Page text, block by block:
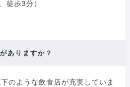
徒歩3分）
ありますか？
のような飲食店が充実していま